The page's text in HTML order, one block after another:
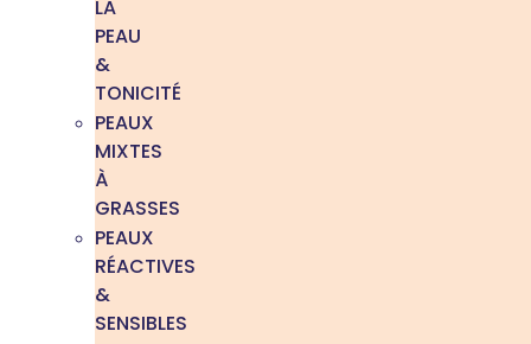
LA
PEAU
&
TONICITÉ
PEAUX
MIXTES
À
GRASSES
PEAUX
RÉACTIVES
&
SENSIBLES